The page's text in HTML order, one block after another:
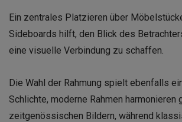
Ein zentrales Platzieren über
Sideboards hilft, den Blick des
eine visuelle Verbindung zu schaffen.
Die Wahl der Rahmung spielt ebenfalls
Schlichte, moderne Rahmen harmonieren
zeitgenössischen Bildern, während